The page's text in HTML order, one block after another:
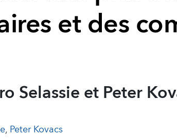
et des
Selassie et Peter
,Peter Kovacs